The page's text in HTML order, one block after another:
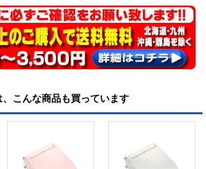
こんな商品も買っています